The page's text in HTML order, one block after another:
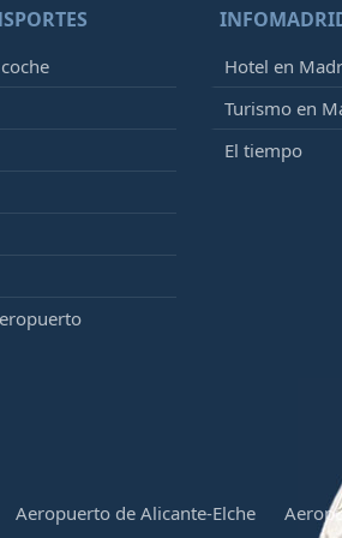
Hotel en
Turismo en
El tiempo
Aeropuerto de Alicante-Elche